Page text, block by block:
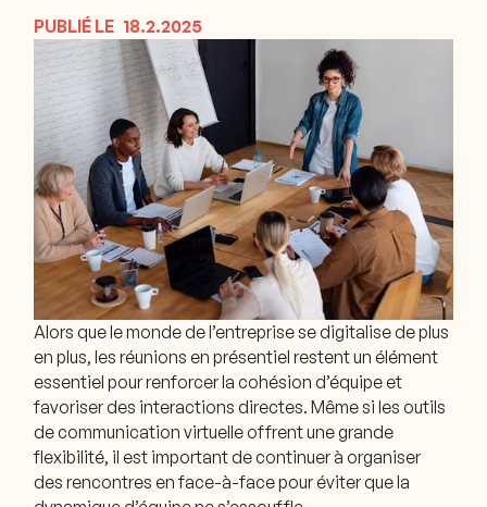
PUBLIÉ LE 18.2.2025
Alors que le monde de l’entreprise se digitalise de plus
en plus, les réunions en présentiel restent un élément
essentiel pour renforcer la cohésion d’équipe et
favoriser des interactions directes. Même si les outils
de communication virtuelle offrent une grande
flexibilité, il est important de continuer à organiser
des rencontres en face-à-face pour éviter que la